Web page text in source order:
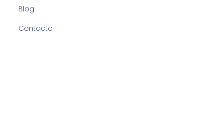
Blog
Contacto